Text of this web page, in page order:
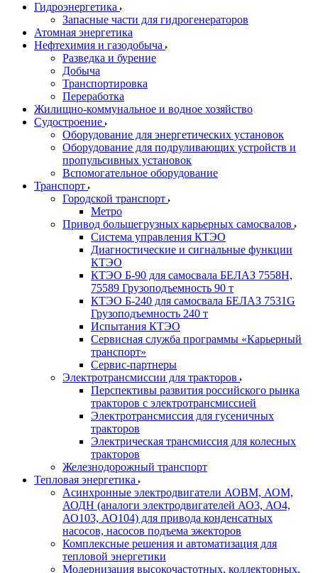
Гидроэнергетика
Запасные части для гидрогенераторов
Атомная энергетика
Нефтехимия и газодобыча
Разведка и бурение
Добыча
Транспортировка
Переработка
Жилищно-коммунальное и водное хозяйство
Судостроение
Оборудование для энергетических установок
Оборудование для подруливающих устройств и
пропульсивных установок
Вспомогательное оборудование
Транспорт
Городской транспорт
Метро
Привод большегрузных карьерных самосвалов
Система управления КТЭО
Диагностические и сигнальные функции
КТЭО
КТЭО Б-90 для самосвала БЕЛАЗ 7558H,
75589 Грузоподъемность 90 т
КТЭО Б-240 для самосвала БЕЛАЗ 7531G
Грузоподъемность 240 т
Испытания КТЭО
Сервисная служба программы «Карьерный
транспорт»
Сервис-партнеры
Электротрансмиссии для тракторов
Перспективы развития российского рынка
тракторов с электротрансмиссией
Электротрансмиссия для гусеничных
тракторов
Электрическая трансмиссия для колесных
тракторов
Железнодорожный транспорт
Тепловая энергетика
Асинхронные электродвигатели АОВМ, АОМ,
АОДН (аналоги электродвигателей АО3, АО4,
АО103, АО104) для привода конденсатных
насосов, насосов подъема эжекторов
Комплексные решения и автоматизация для
тепловой энергетики
Модернизация высокочастотных, коллекторных,